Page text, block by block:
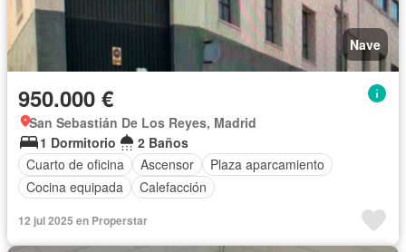
Nave
950.000 €
San Sebastián De Los Reyes, Madrid
1 Dormitorio
2 Baños
Cuarto de oficina
Ascensor
Plaza aparcamiento
Cocina equipada
Calefacción
12 jul 2025 en Properstar